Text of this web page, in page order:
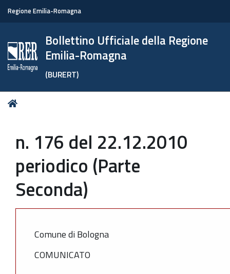
Regione Emilia-Romagna
Bollettino Ufficiale della Regione
Emilia-Romagna
(BURERT)
Tu
n. 176 del 22.12.2010
periodico (Parte
Seconda)
Comune di Bologna
COMUNICATO